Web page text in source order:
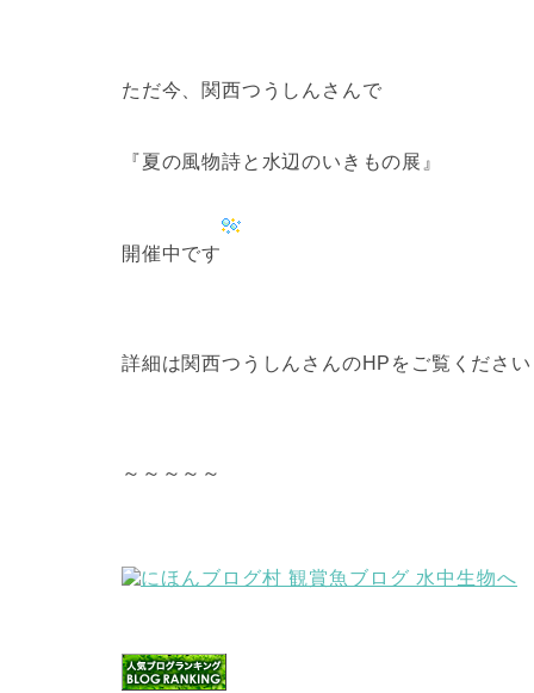
ただ今、関西つうしんさんで
『夏の風物詩と水辺のいきもの展』
開催中です
詳細は関西つうしんさんのHPをご覧くださ
～～～～～